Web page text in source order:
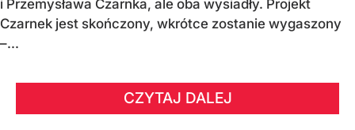
i Przemysława Czarnka, ale oba wysiadły. Projekt
Czarnek jest skończony, wkrótce zostanie wygaszony
–...
CZYTAJ DALEJ